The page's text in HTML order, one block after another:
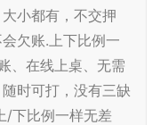
小都有，不交押
欠账.上下比例一
、在线上桌、无需
时可打，没有三缺
/下比例一样无差